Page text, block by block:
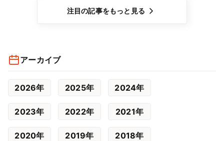
注目の記事をもっと見る
アーカイブ
2026年 2025年 2024年
2023年 2022年 2021年
2020年 2019年 2018年